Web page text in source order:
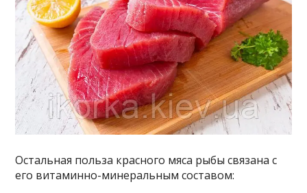
Остальная польза красного мяса рыбы связана с
его витаминно-минеральным составом: